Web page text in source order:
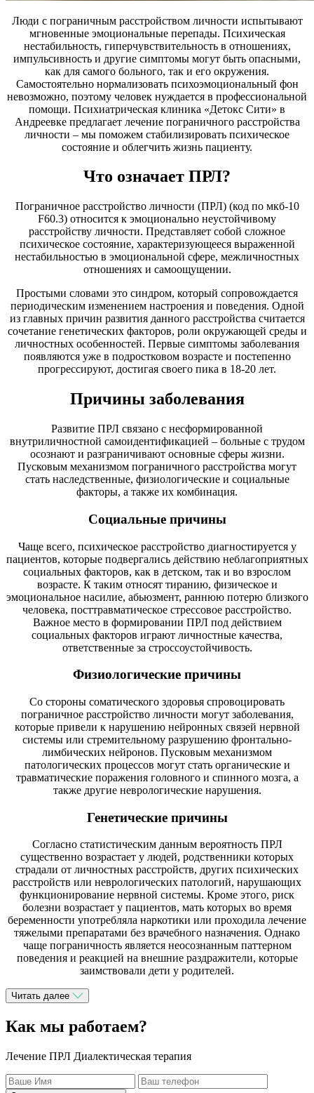
Люди с пограничным расстройством личности испытывают
мгновенные эмоциональные перепады. Психическая
нестабильность, гиперчувствительность в отношениях,
импульсивность и другие симптомы могут быть опасными,
как для самого больного, так и его окружения.
Самостоятельно нормализовать психоэмоциональный фон
невозможно, поэтому человек нуждается в профессиональной
помощи. Психиатрическая клиника «Детокс Сити» в
Андреевке предлагает лечение пограничного расстройства
личности – мы поможем стабилизировать психическое
состояние и облегчить жизнь пациенту.
Что означает ПРЛ?
Пограничное расстройство личности (ПРЛ) (код по мкб-10
F60.3) относится к эмоционально неустойчивому
расстройству личности. Представляет собой сложное
психическое состояние, характеризующееся выраженной
нестабильностью в эмоциональной сфере, межличностных
отношениях и самоощущении.
Простыми словами это синдром, который сопровождается
периодическим изменением настроения и поведения. Одной
из главных причин развития данного расстройства считается
сочетание генетических факторов, роли окружающей среды и
личностных особенностей. Первые симптомы заболевания
появляются уже в подростковом возрасте и постепенно
прогрессируют, достигая своего пика в 18-20 лет.
Причины заболевания
Развитие ПРЛ связано с несформированной
внутриличностной самоидентификацией – больные с трудом
осознают и разграничивают основные сферы жизни.
Пусковым механизмом пограничного расстройства могут
стать наследственные, физиологические и социальные
факторы, а также их комбинация.
Социальные причины
Чаще всего, психическое расстройство диагностируется у
пациентов, которые подвергались действию неблагоприятных
социальных факторов, как в детском, так и во взрослом
возрасте. К таким относят тиранию, физическое и
эмоциональное насилие, абьюзмент, раннюю потерю близкого
человека, посттравматическое стрессовое расстройство.
Важное место в формировании ПРЛ под действием
социальных факторов играют личностные качества,
ответственные за строссоустойчивость.
Физиологические причины
Со стороны соматического здоровья спровоцировать
пограничное расстройство личности могут заболевания,
которые привели к нарушению нейронных связей нервной
системы или стремительному разрушению фронтально-
лимбических нейронов. Пусковым механизмом
патологических процессов могут стать органические и
травматические поражения головного и спинного мозга, а
также другие неврологические нарушения.
Генетические причины
Согласно статистическим данным вероятность ПРЛ
существенно возрастает у людей, родственники которых
страдали от личностных расстройств, других психических
расстройств или неврологических патологий, нарушающих
функционирование нервной системы. Кроме этого, риск
болезни возрастает у пациентов, мать которых во время
беременности употребляла наркотики или проходила лечение
тяжелыми препаратами без врачебного назначения. Однако
чаще пограничность является неосознанным паттерном
поведения и реакцией на внешние раздражители, которые
заимствовали дети у родителей.
Читать далее
Как мы работаем?
Лечение ПРЛ Диалектическая терапия